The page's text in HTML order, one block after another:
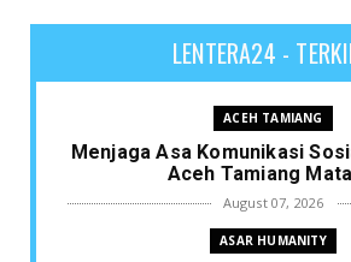
LENTERA24 -
ACEH TAMIANG
Menjaga Asa Komunikasi
Aceh Tamiang
August 07, 2026
ASAR HUMANITY